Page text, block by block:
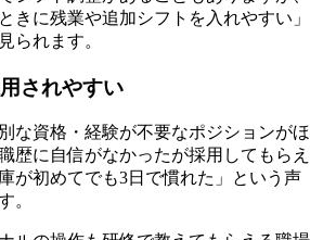
きに残業や追加シフトを入れやすい」
られます。
されやすい
な資格・経験が不要なポジションがほ
歴に自信がなかったが採用してもらえ
が初めてでも3日で慣れた」という声
。